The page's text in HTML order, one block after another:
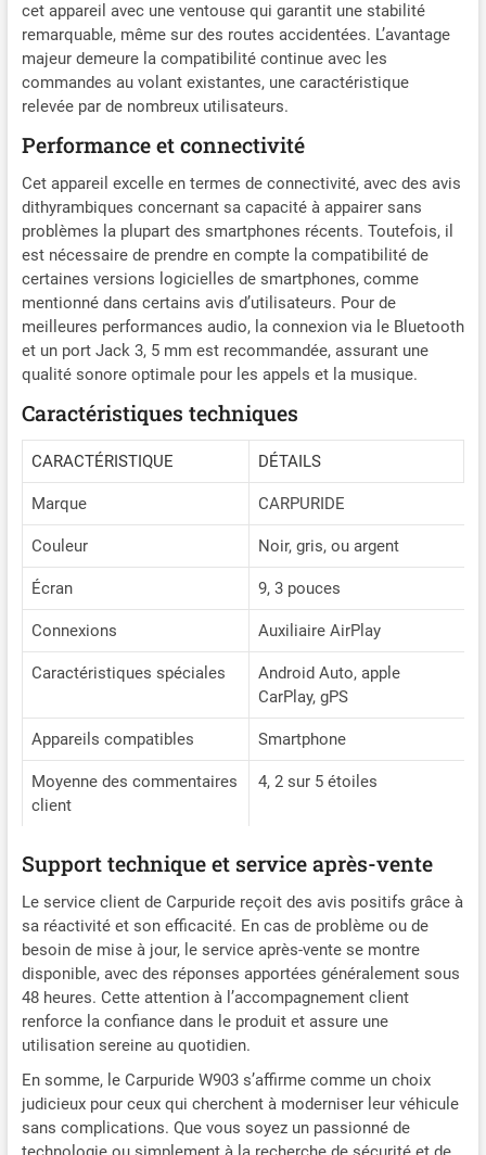
cet appareil avec une ventouse qui garantit une stabilité
remarquable, même sur des routes accidentées. L’avantage
majeur demeure la compatibilité continue avec les
commandes au volant existantes, une caractéristique
relevée par de nombreux utilisateurs.
Performance et connectivité
Cet appareil excelle en termes de connectivité, avec des avis
dithyrambiques concernant sa capacité à appairer sans
problèmes la plupart des smartphones récents. Toutefois, il
est nécessaire de prendre en compte la compatibilité de
certaines versions logicielles de smartphones, comme
mentionné dans certains avis d’utilisateurs. Pour de
meilleures performances audio, la connexion via le Bluetooth
et un port Jack 3, 5 mm est recommandée, assurant une
qualité sonore optimale pour les appels et la musique.
Caractéristiques techniques
CARACTÉRISTIQUE DÉTAILS
Marque CARPURIDE
Couleur Noir, gris, ou argent
Écran 9, 3 pouces
Connexions Auxiliaire AirPlay
Caractéristiques spéciales
Android Auto, apple
CarPlay, gPS
Appareils compatibles Smartphone
Moyenne des commentaires
client
4, 2 sur 5 étoiles
Support technique et service après-vente
Le service client de Carpuride reçoit des avis positifs grâce à
sa réactivité et son efficacité. En cas de problème ou de
besoin de mise à jour, le service après-vente se montre
disponible, avec des réponses apportées généralement sous
48 heures. Cette attention à l’accompagnement client
renforce la confiance dans le produit et assure une
utilisation sereine au quotidien.
En somme, le Carpuride W903 s’affirme comme un choix
judicieux pour ceux qui cherchent à moderniser leur véhicule
sans complications. Que vous soyez un passionné de